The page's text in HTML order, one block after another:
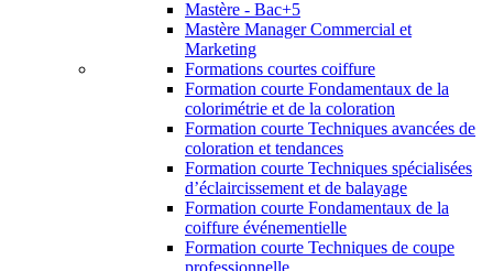
Mastère - Bac+5
Mastère Manager Commercial et
Marketing
Formations courtes coiffure
Formation courte Fondamentaux de la
colorimétrie et de la coloration
Formation courte Techniques avancées de
coloration et tendances
Formation courte Techniques spécialisées
d’éclaircissement et de balayage
Formation courte Fondamentaux de la
coiffure événementielle
Formation courte Techniques de coupe